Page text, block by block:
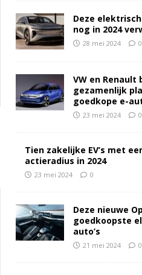
Deze
nog in 2024
28 mei 2024 0
VW en Renault
gezamenlijk
goedkope e-
23 mei 2024 0
Tien zakelijke EV’s met
actieradius in 2024
23 mei 2024 0
Deze nieuwe
goedkoopste
auto’s
21 mei 2024 0